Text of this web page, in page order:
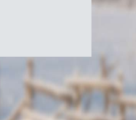
Symbole
Canada